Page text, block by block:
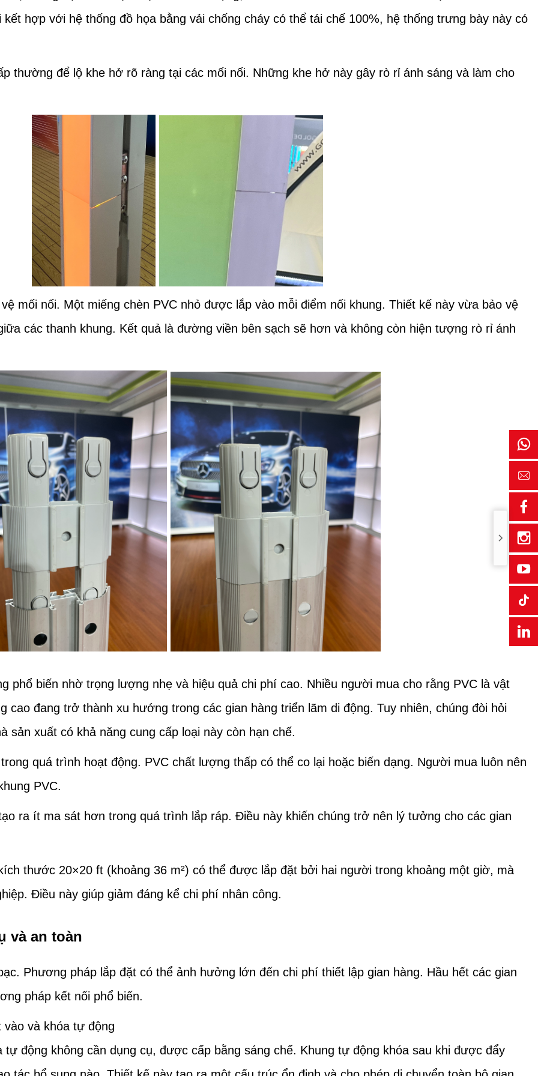
hợp với hệ thống đồ họa bằng vải chống cháy có thể tái chế 100%, hệ thống trưng bày này có
thường để lộ khe hở rõ ràng tại các mối nối. Những khe hở này gây rò rỉ ánh sáng và làm cho
mối nối. Một miếng chèn PVC nhỏ được lắp vào mỗi điểm nối khung. Thiết kế này vừa bảo vệ
các thanh khung. Kết quả là đường viền bên sạch sẽ hơn và không còn hiện tượng rò rỉ ánh
phổ biến nhờ trọng lượng nhẹ và hiệu quả chi phí cao. Nhiều người mua cho rằng PVC là vật
cao đang trở thành xu hướng trong các gian hàng triển lãm di động. Tuy nhiên, chúng đòi hỏi
sản xuất có khả năng cung cấp loại này còn hạn chế.
quá trình hoạt động. PVC chất lượng thấp có thể co lại hoặc biến dạng. Người mua luôn nên
PVC.
ra ít ma sát hơn trong quá trình lắp ráp. Điều này khiến chúng trở nên lý tưởng cho các gian
thước 20×20 ft (khoảng 36 m²) có thể được lắp đặt bởi hai người trong khoảng một giờ, mà
Điều này giúp giảm đáng kể chi phí nhân công.
và an toàn
Phương pháp lắp đặt có thể ảnh hưởng lớn đến chi phí thiết lập gian hàng. Hầu hết các gian
pháp kết nối phổ biến.
và khóa tự động
động không cần dụng cụ, được cấp bằng sáng chế. Khung tự động khóa sau khi được đẩy